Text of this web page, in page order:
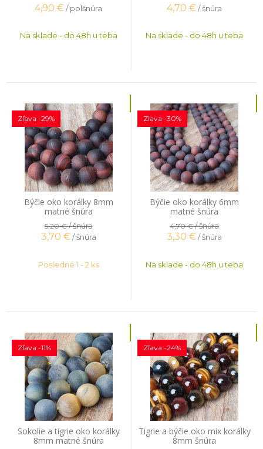
4,90 €/ polšnúra
Na sklade - do 48h u teba
4,70 €/ šnúra
Na sklade - do 48h u teba
Býčie oko korálky 8mm
matné šnúra
Zľava -29%
5,20 €/ šnúra
3,70 € / šnúra
Posledné 1 - 2 ks
Býčie oko korálky 6mm
matné šnúra
Zľava -30%
4,70 €/ šnúra
3,30 €/ šnúra
Na sklade - do 48h u teba
Sokolie a tigrie oko korálky
8mm matné šnúra
Zľava -11%
Tigrie a býčie oko mix korálky
8mm šnúra
Zľava -24%